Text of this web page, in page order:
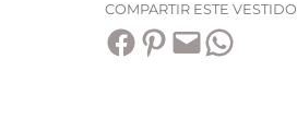
COMPARTIR ESTE VESTIDO
Compartir en Facebook Compartir en Pinterest Envía esta página por correo electrónico Compartir en WhatsApp